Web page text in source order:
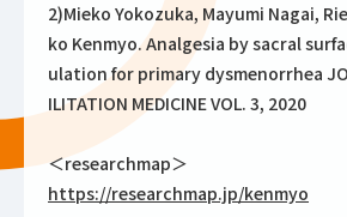
2)Mieko Yokozuka, Mayumi Nagai,
ko Kenmyo. Analgesia by sacral
ulation for primary dysmenorrhea
ILITATION MEDICINE VOL. 3, 2020
＜researchmap＞
https://researchmap.jp/kenmyo